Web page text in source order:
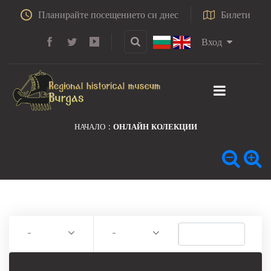
Планирайте посещението си днес Билети
Вход
НАЧАЛО ОНЛАЙН КОЛЕКЦИИ
- -